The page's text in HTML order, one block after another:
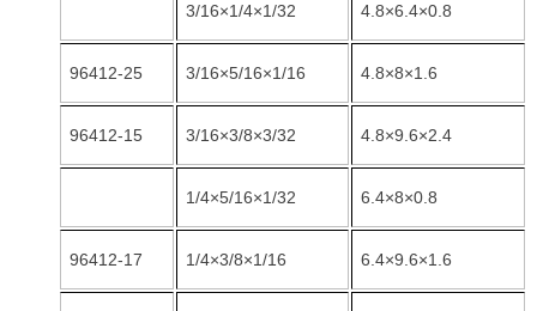
3/16×1/4×1/32 4.8×6.4×0.8
96412-25 3/16×5/16×1/16 4.8×8×1.6
96412-15 3/16×3/8×3/32 4.8×9.6×2.4
1/4×5/16×1/32 6.4×8×0.8
96412-17 1/4×3/8×1/16 6.4×9.6×1.6